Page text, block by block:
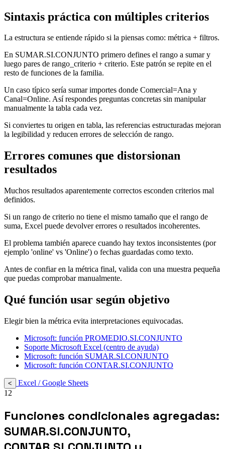
Sintaxis práctica con múltiples criterios
La estructura se entiende rápido si la piensas como: métrica + filtros.
En SUMAR.SI.CONJUNTO primero defines el rango a sumar y
luego pares de rango_criterio + criterio. Este patrón se repite en el
resto de funciones de la familia.
Un caso típico sería sumar importes donde Comercial=Ana y
Canal=Online. Así respondes preguntas concretas sin manipular
manualmente la tabla cada vez.
Si conviertes tu origen en tabla, las referencias estructuradas mejoran
la legibilidad y reducen errores de selección de rango.
Errores comunes que distorsionan
resultados
Muchos resultados aparentemente correctos esconden criterios mal
definidos.
Si un rango de criterio no tiene el mismo tamaño que el rango de
suma, Excel puede devolver errores o resultados incoherentes.
El problema también aparece cuando hay textos inconsistentes (por
ejemplo 'online' vs 'Online') o fechas guardadas como texto.
Antes de confiar en la métrica final, valida con una muestra pequeña
que puedas comprobar manualmente.
Qué función usar según objetivo
Elegir bien la métrica evita interpretaciones equivocadas.
Microsoft: función PROMEDIO.SI.CONJUNTO
Soporte Microsoft Excel (centro de ayuda)
Microsoft: función SUMAR.SI.CONJUNTO
Microsoft: función CONTAR.SI.CONJUNTO
<
Excel / Google Sheets
12
Funciones condicionales agregadas:
SUMAR.SI.CONJUNTO,